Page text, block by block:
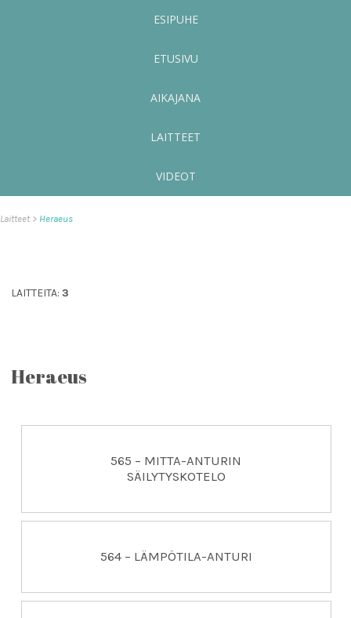
ESIPUHE
ETUSIVU
AIKAJANA
LAITTEET
VIDEOT
Laitteet Heraeus
LAITTEITA:3
Heraeus
565 – MITTA-ANTURIN
SÄILYTYSKOTELO
564 – LÄMPÖTILA-ANTURI